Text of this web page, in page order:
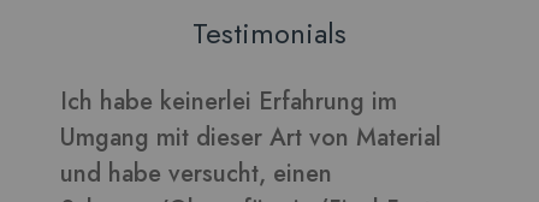
Testimonials
Verarbeitet sich gut und die Blätter
daraus sehen toll aus ????
Bilder in dieser Rezension